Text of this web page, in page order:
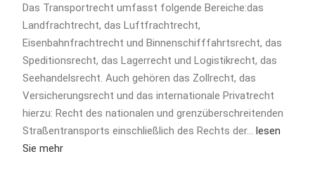
Das Transportrecht umfasst folgende Bereiche:das
Landfrachtrecht, das Luftfrachtrecht,
Eisenbahnfrachtrecht und Binnenschifffahrtsrecht, das
Speditionsrecht, das Lagerrecht und Logistikrecht, das
Seehandelsrecht. Auch gehören das Zollrecht, das
Versicherungsrecht und das internationale Privatrecht
hierzu: Recht des nationalen und grenzüberschreitenden
Straßentransports einschließlich des Rechts der… lesen
Sie mehr